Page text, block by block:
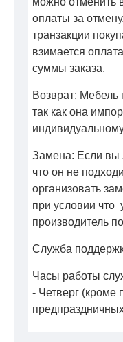
оплаты за
транзакции
взимается
суммы заказа.
Возврат:
так как она
индивидуальному
Замена: Если вы
что он не
организовать
при условии что
производитель
Служба
Часы работы
- Четверг (кроме